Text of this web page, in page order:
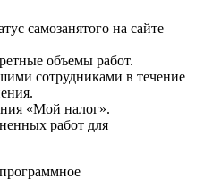
самозанятого на сайте
объемы работ.
сотрудниками в течение
«Мой налог».
работ для